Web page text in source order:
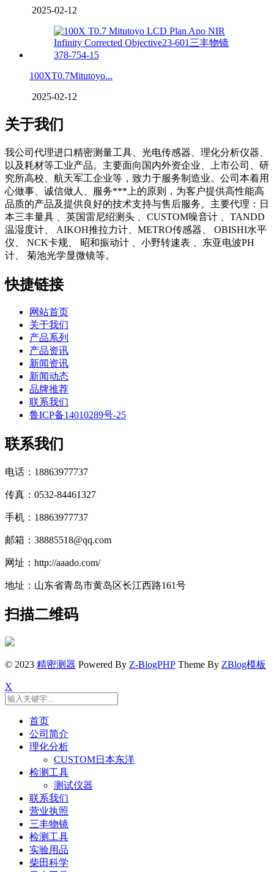
2025-02-12
100XT0.7Mitutoyo...
2025-02-12
关于我们
我公司代理进口精密测量工具、光电传感器、理化分析仪器、
以及耗材等工业产品。主要面向国内外资企业、上市公司、研
究所高校、航天军工企业等，致力于服务制造业。公司本着用
心做事、诚信做人、服务***上的原则，为客户提供高性能高
品质的产品及提供良好的技术支持与售后服务。主要代理：日
本三丰量具 、英国雷尼绍测头 、CUSTOM噪音计 、TANDD
温湿度计、 AIKOH推拉力计、METRO传感器、 OBISHI水平
仪、 NCK卡规、 昭和振动计 、小野转速表 、东亚电波PH
计、 菊池光学显微镜等。
快捷链接
网站首页
关于我们
产品系列
产品资讯
新闻资讯
新闻动态
品牌推荐
联系我们
鲁ICP备14010289号-25
联系我们
电话：18863977737
传真：0532-84461327
手机：18863977737
邮箱：38885518@qq.com
网址：http://aaado.com/
地址：山东省青岛市黄岛区长江西路161号
扫描二维码
© 2023 精密测器 Powered By Z-BlogPHP Theme By ZBlog模板
X
首页
公司简介
理化分析
CUSTOM日本东洋
检测工具
测试仪器
联系我们
营业执照
三丰物镜
检测工具
实验用品
柴田科学